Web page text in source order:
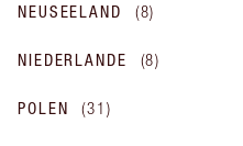
NEUSEELAND (8)
NIEDERLANDE (8)
POLEN (31 )